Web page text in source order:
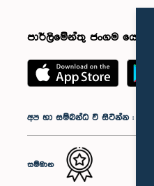
පාර්ලිමේන්තු ජංගම යෙදුම
අප හා සම්බන්ධ වී සිටින්න :
සම්මාන